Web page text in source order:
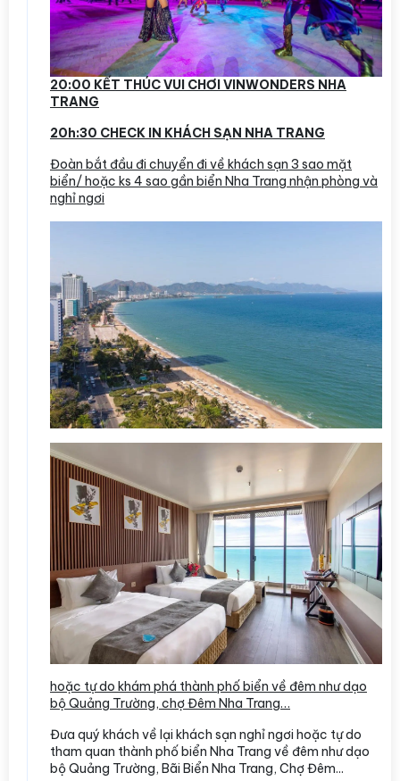
20:00 KẾT THÚC VUI CHƠI VINWONDERS NHA
TRANG
20h:30 CHECK IN KHÁCH SẠN NHA TRANG
Đoàn bắt đầu đi chuyển đi về khách sạn 3 sao mặt
biển/ hoặc ks 4 sao gần biển Nha Trang nhận phòng và
nghỉ ngơi
hoặc tự do khám phá thành phố biển về đêm như dạo
bộ Quảng Trường, chợ Đêm Nha Trang…
Đưa quý khách về lại khách sạn nghỉ ngơi hoặc tự do
tham quan thành phố biển Nha Trang về đêm như dạo
bộ Quảng Trường, Bãi Biển Nha Trang, Chợ Đêm...